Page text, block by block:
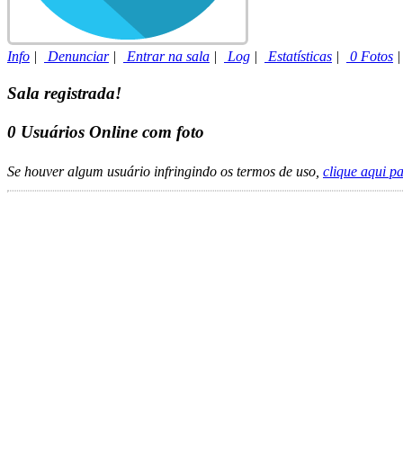
Info | Denunciar| Entrar na sala | Log | Estatísticas | 0 Fotos
Sala registrada!
0 Usuários Online com foto
Se houver algum usuário infringindo os termos de uso, clique aqui